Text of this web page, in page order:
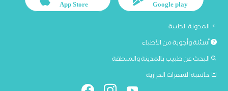
Google play
App Store
المدونة الطبية
أسئلة وأجوبة من الأطباء
البحث عن طبيب بالمدينة والمنطقة
حاسبة السعرات الحرارية